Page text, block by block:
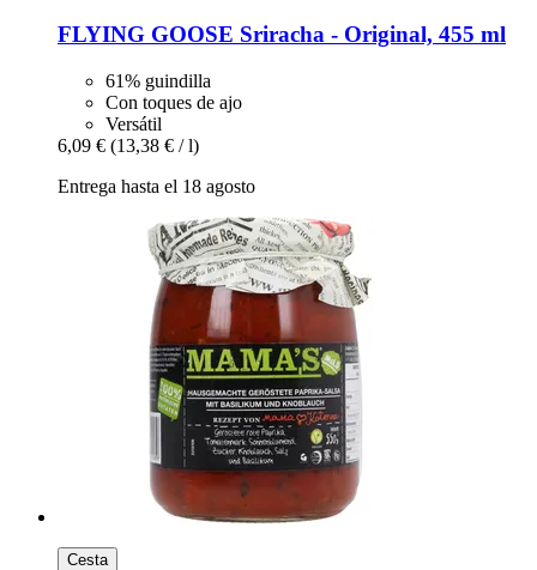
FLYING GOOSE Sriracha -​ Original, 455 ml
61% guindilla
Con toques de ajo
Versátil
6,09 € (13,38 € / l)
Entrega hasta el 18 agosto
Cesta